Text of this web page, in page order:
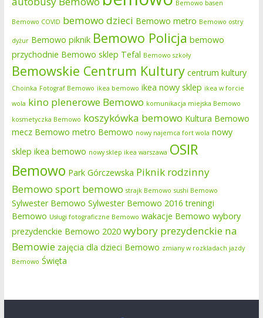
Bemowo basen
Bemowo COVID bemowo dzieci Bemowo metro Bemowo ostry
dyżur Bemowo piknik Bemowo Policja bemowo
przychodnie Bemowo sklep Tefal Bemowo szkoły
Bemowskie Centrum Kultury centrum kultury
Choinka Fotograf Bemowo ikea bemowo ikea nowy sklep ikea w forcie
wola kino plenerowe Bemowo komunikacja miejska Bemowo
kosmetyczka Bemowo koszykówka bemowo Kultura Bemowo
mecz Bemowo metro Bemowo nowy najemca fort wola nowy
sklep ikea bemowo nowy sklep ikea warszawa OSIR
Bemowo Park Górczewska Piknik rodzinny
Bemowosport bemowo strajk Bemowo sushi Bemowo
Sylwester Bemowo Sylwester Bemowo 2016 treningi
Bemowo Usługi fotograficzne Bemowo wakacje Bemowo wybory
prezydenckie Bemowo 2020 wybory prezydenckie na
Bemowie zajęcia dla dzieci Bemowo zmiany w rozkladach jazdy
Bemowo Święta